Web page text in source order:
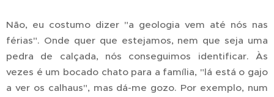
Não, eu costumo dizer "a geologia vem até nós nas
férias". Onde quer que estejamos, nem que seja uma
pedra de calçada, nós conseguimos identificar. Às
vezes é um bocado chato para a família, "lá está o gajo
a ver os calhaus", mas dá-me gozo. Por exemplo, num